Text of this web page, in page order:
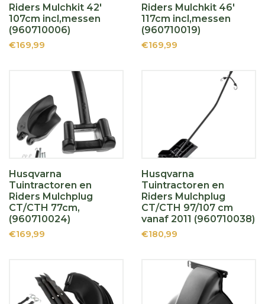
Riders Mulchkit 42'
107cm incl,messen
(960710006)
€169,99
Riders Mulchkit 46'
117cm incl,messen
(960710019)
€169,99
Husqvarna
Tuintractoren en
Riders Mulchplug
CT/CTH 77cm,
(960710024)
€169,99
Husqvarna
Tuintractoren en
Riders Mulchplug
CT/CTH 97/107 cm
vanaf 2011 (960710038)
€180,99